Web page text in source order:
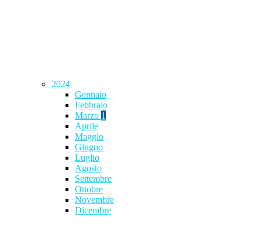
2024
Gennaio
Febbraio
Marzo 1
Aprile
Maggio
Giugno
Luglio
Agosto
Settembre
Ottobre
Novembre
Dicembre